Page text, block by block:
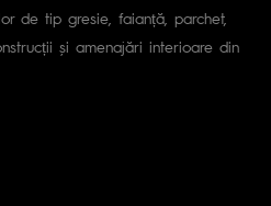
de tip gresie, faianță, parchet,
și amenajări interioare din